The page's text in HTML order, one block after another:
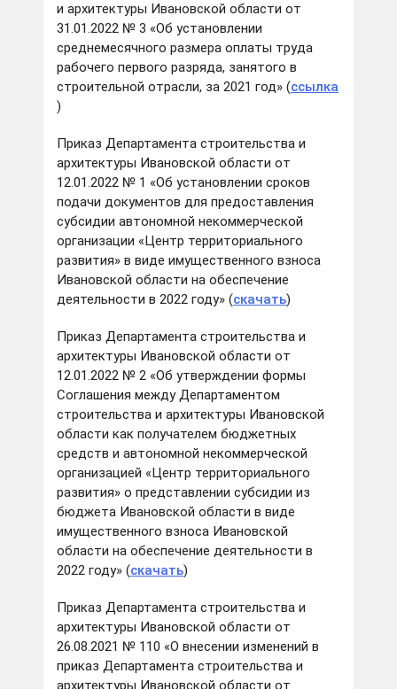
и архитектуры Ивановской области от
31.01.2022 № 3 «Об установлении
среднемесячного размера оплаты труда
рабочего первого разряда, занятого в
строительной отрасли, за 2021 год» (ссылка
)
Приказ Департамента строительства и
архитектуры Ивановской области от
12.01.2022 № 1 «Об установлении сроков
подачи документов для предоставления
субсидии автономной некоммерческой
организации «Центр территориального
развития» в виде имущественного взноса
Ивановской области на обеспечение
деятельности в 2022 году» (скачать)
Приказ Департамента строительства и
архитектуры Ивановской области от
12.01.2022 № 2 «Об утверждении формы
Соглашения между Департаментом
строительства и архитектуры Ивановской
области как получателем бюджетных
средств и автономной некоммерческой
организацией «Центр территориального
развития» о представлении субсидии из
бюджета Ивановской области в виде
имущественного взноса Ивановской
области на обеспечение деятельности в
2022 году» (скачать)
Приказ Департамента строительства и
архитектуры Ивановской области от
26.08.2021 № 110 «О внесении изменений в
приказ Департамента строительства и
архитектуры Ивановской области от